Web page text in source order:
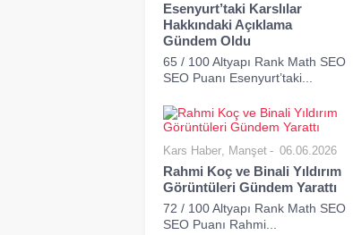
Esenyurt’taki Karslılar
Hakkındaki Açıklama
Gündem Oldu
65 / 100 Altyapı Rank Math SEO
SEO Puanı Esenyurt’taki...
Kars Haber, Manşet 06.06.2026
Rahmi Koç ve Binali Yıldırım
Görüntüleri Gündem Yarattı
72 / 100 Altyapı Rank Math SEO
SEO Puanı Rahmi...